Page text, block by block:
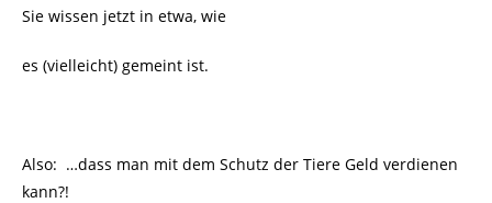
Sie wissen jetzt in etwa, wie
es (vielleicht) gemeint ist.
Also: …dass man mit dem Schutz der Tiere Geld verdienen
kann?!